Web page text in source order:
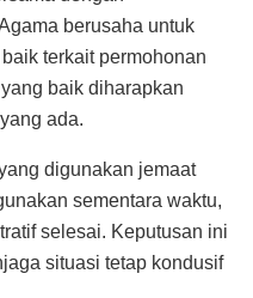
berusaha untuk
terkait permohonan
baik diharapkan
ada.
digunakan jemaat
sementara waktu,
selesai. Keputusan ini
situasi tetap kondusif